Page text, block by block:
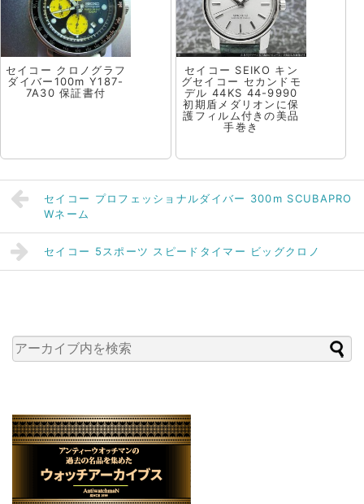
セイコー クロノグラフ
ダイバー100m Y187-
7A30 保証書付
セイコー SEIKO キン
グセイコー セカンドモ
デル 44KS 44-9990
初期盾メダリオンに保
護フィルム付きの美品
手巻き
セイコー プロフェッショナルダイバー 300m SCUBAPRO
Wネーム
セイコー 5スポーツ スピードタイマー ビッグクロノ